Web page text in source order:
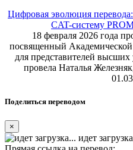
Цифровая эволюция
CAT-систему
18 февраля 2026 года
посвященный
для представителей
провела Наталья
Поделиться переводом
×
идет